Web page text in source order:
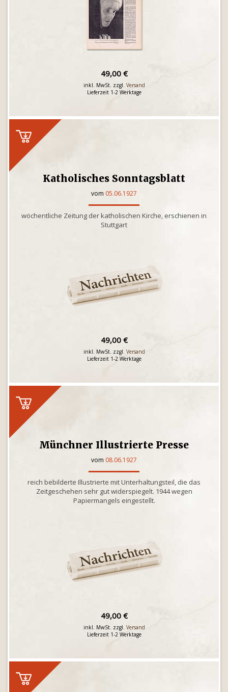
49,00 €
inkl. MwSt. zzgl. Versand
Lieferzeit 1-2 Werktage
Katholisches Sonntagsblatt
vom 05.06.1927
wöchentliche Zeitung der katholischen Kirche, erschienen in
Stuttgart
49,00 €
inkl. MwSt. zzgl. Versand
Lieferzeit 1-2 Werktage
Münchner Illustrierte Presse
vom 08.06.1927
reich bebilderte Illustrierte mit Unterhaltungsteil, die das
Zeitgeschehen sehr gut widerspiegelt. 1944 wegen
Papiermangels eingestellt.
49,00 €
inkl. MwSt. zzgl. Versand
Lieferzeit 1-2 Werktage